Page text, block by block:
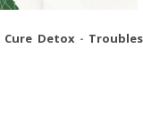
Cure Detox- Troubles